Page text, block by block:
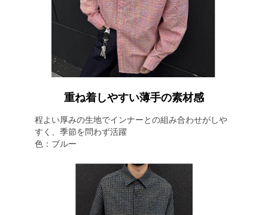
重ね着しやすい薄手の素材感
程よい厚みの生地でインナーとの組み合わせがしや
すく、季節を問わず活躍
色：ブルー